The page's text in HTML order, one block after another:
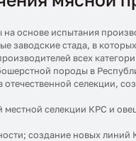
основе испытания
заводские стада, в
всех
породы в
селекции,
селекции КРС и
создание новых